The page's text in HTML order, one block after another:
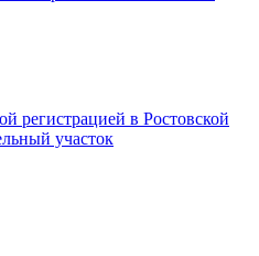
регистрацией в Ростовской
участок